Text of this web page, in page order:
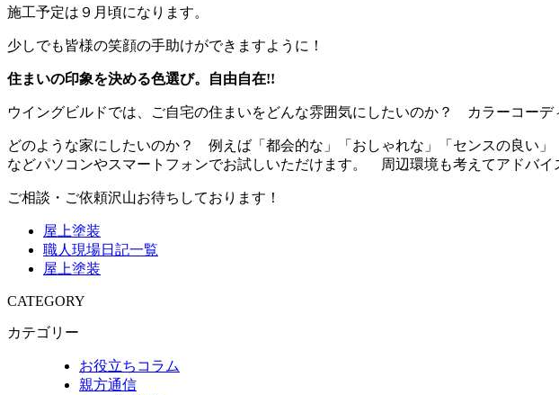
施工予定は９月頃になります。
少しでも皆様の笑顔の手助けができますように！
住まいの印象を決める色選び。自由自在!!
ウイングビルドでは、ご自宅の住まいをどんな雰囲気にしたいのか？ カラーコーデ
どのような家にしたいのか？ 例えば「都会的な」「おしゃれな」「センスの良い
などパソコンやスマートフォンでお試しいただけます。 周辺環境も考えてアドバイ
ご相談・ご依頼沢山お待ちしております！
屋上塗装
職人現場日記一覧
屋上塗装
CATEGORY
カテゴリー
お役立ちコラム
親方通信